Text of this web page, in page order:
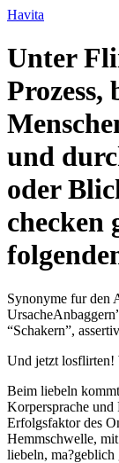
Ir
o
conteúdo
Havita
Unter
Prozess,
und
oder
checken
Synonyme fur den
“Schakern”,
Und jetzt losflirten!
Beim liebeln
Korpersprache und
Erfolgsfaktor des
Hemmschwelle,
liebeln,